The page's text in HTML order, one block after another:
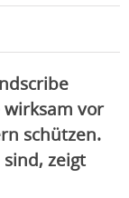
vor
schützen.
zeigt